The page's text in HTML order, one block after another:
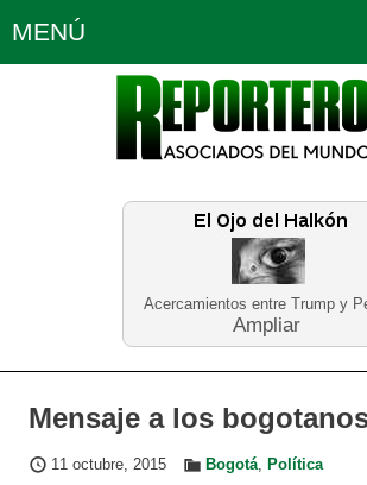
Acercamientos entre Trump y
Ampliar
MENÚ
Política Opinión Bogotá
Planeta Tierra
Educación Neira
Mensaje a los
11 octubre, 2015 Bogotá, Política